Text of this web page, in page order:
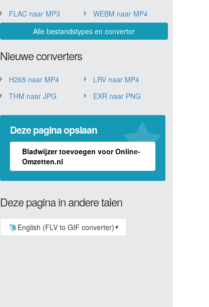
FLAC naar MP3
WEBM naar MP4
Alle bestandstypes en convertor
Nieuwe converters
H265 naar MP4
LRV naar MP4
THM naar JPG
EXR naar PNG
Deze pagina opslaan
Bladwijzer toevoegen voor Online-
Omzetten.nl
Deze pagina in andere talen
English (FLV to GIF converter) ▼